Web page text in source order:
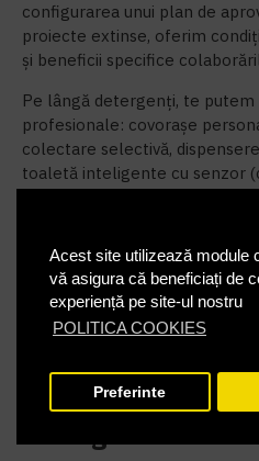
Acest site utilizează module
vă asigura că beneficiați de
experiență pe site-ul nostru
POLITICA COOKIES
Preferinte
configurarea unui plan de
proiecte extinse, oferim
și beneficii specifice
Pe lângă detergenți, te
profesionale: covorașe
colectare selectivă,
toaletă inteligente cu senzor
distribuitor principal). Toate
Explorează gama de
și solicită o recomandare
activității tale.
Care este timpul
FILTRARE